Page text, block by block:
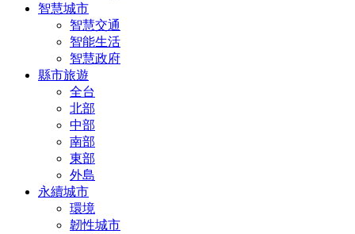
智慧城市
智慧交通
智能生活
智慧政府
縣市旅遊
全台
北部
中部
南部
東部
外島
永續城市
環境
韌性城市